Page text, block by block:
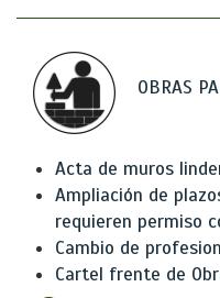
OBRAS
Acta de muros
Ampliación de
requieren permiso
Cambio de
Cartel frente de